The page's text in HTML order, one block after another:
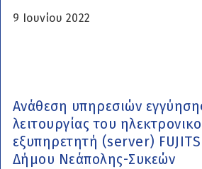
9 Ιουνίου 2022
Ανάθεση υπηρεσιών
λειτουργίας του
εξυπηρετητή (server)
Δήμου Νεάπολης-Συκεών